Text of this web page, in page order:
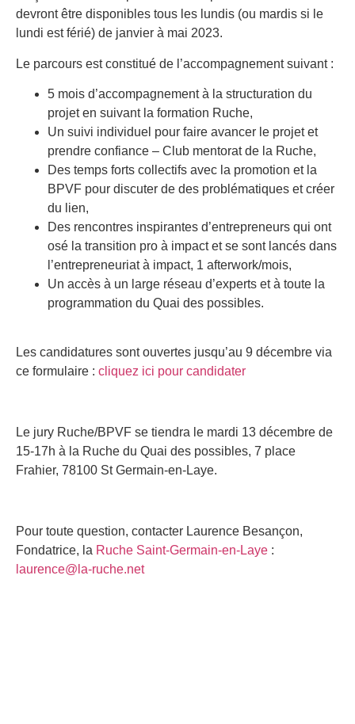
devront être disponibles tous les lundis (ou mardis si le
lundi est férié) de janvier à mai 2023.
Le parcours est constitué de l’accompagnement suivant :
5 mois d’accompagnement à la structuration du
projet en suivant la formation Ruche,
Un suivi individuel pour faire avancer le projet et
prendre confiance – Club mentorat de la Ruche,
Des temps forts collectifs avec la promotion et la
BPVF pour discuter de des problématiques et créer
du lien,
Des rencontres inspirantes d’entrepreneurs qui ont
osé la transition pro à impact et se sont lancés dans
l’entrepreneuriat à impact, 1 afterwork/mois,
Un accès à un large réseau d’experts et à toute la
programmation du Quai des possibles.
Les candidatures sont ouvertes jusqu’au 9 décembre via
ce formulaire : cliquez ici pour candidater
Le jury Ruche/BPVF se tiendra le mardi 13 décembre de
15-17h à la Ruche du Quai des possibles, 7 place
Frahier, 78100 St Germain-en-Laye.
Pour toute question, contacter Laurence Besançon,
Fondatrice, la Ruche Saint-Germain-en-Laye :
laurence@la-ruche.net